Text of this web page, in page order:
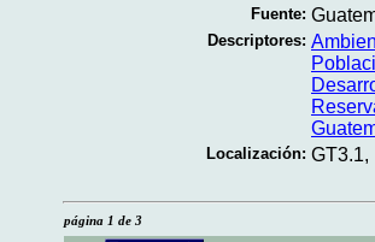
Fuente:
Descriptores:
Localización: GT3.1,
página 1 de 3